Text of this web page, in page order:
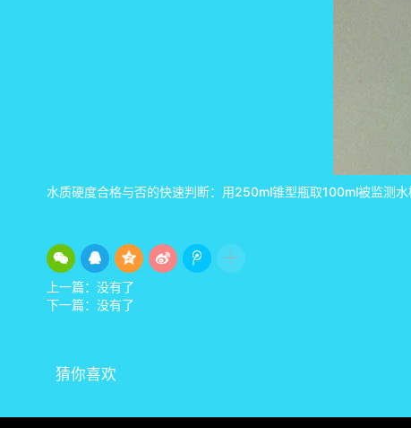
水质硬度合格与否的快速判断：用250ml锥型瓶取100ml被监测
上一篇：没有了
下一篇：没有了
猜你喜欢